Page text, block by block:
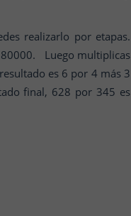
realizarlo por etapas.
Luego multiplicas
es 6 por 4 más 3
final, 628 por 345 es